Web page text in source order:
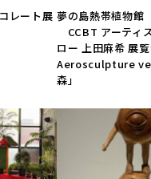
レート展 夢の島熱帯植物
CCBT アーティ
ロー 上田麻希 展
Aerosculpture
森」